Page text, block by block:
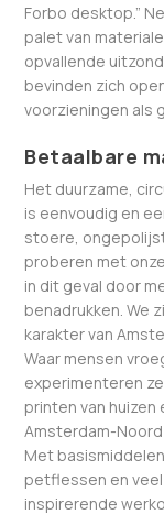
Forbo desktop.”
palet van
opvallende
bevinden zich
voorzieningen als
Betaalbare
Het duurzame,
is eenvoudig en
stoere,
proberen met
in dit geval door
benadrukken. We
karakter van
Waar mensen
experimenteren
printen van
Amsterdam-
Met
petflessen en
inspirerende